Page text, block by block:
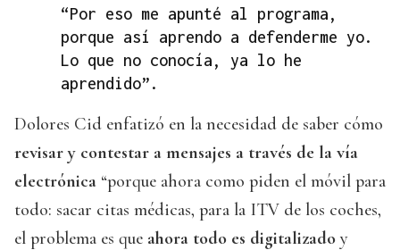
“Por eso me apunté al programa,
porque así aprendo a defenderme yo.
Lo que no conocía, ya lo he
aprendido”.
Dolores Cid enfatizó en la necesidad de saber cómo
revisar y contestar a mensajes a través de la vía
electrónica “porque ahora como piden el móvil para
todo: sacar citas médicas, para la ITV de los coches,
el problema es que ahora todo es digitalizado y